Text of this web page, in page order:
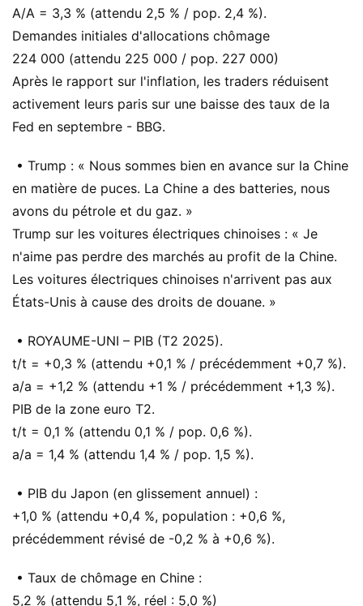
A/A = 3,3 % (attendu 2,5 % / pop. 2,4 %).
Demandes initiales d'allocations chômage
224 000 (attendu 225 000 / pop. 227 000)
Après le rapport sur l'inflation, les traders réduisent
activement leurs paris sur une baisse des taux de la
Fed en septembre - BBG.
• Trump : « Nous sommes bien en avance sur la Chine
en matière de puces. La Chine a des batteries, nous
avons du pétrole et du gaz. »
Trump sur les voitures électriques chinoises : « Je
n'aime pas perdre des marchés au profit de la Chine.
Les voitures électriques chinoises n'arrivent pas aux
États-Unis à cause des droits de douane. »
• ROYAUME-UNI – PIB (T2 2025).
t/t = +0,3 % (attendu +0,1 % / précédemment +0,7 %).
a/a = +1,2 % (attendu +1 % / précédemment +1,3 %).
PIB de la zone euro T2.
t/t = 0,1 % (attendu 0,1 % / pop. 0,6 %).
a/a = 1,4 % (attendu 1,4 % / pop. 1,5 %).
• PIB du Japon (en glissement annuel) :
+1,0 % (attendu +0,4 %, population : +0,6 %,
précédemment révisé de -0,2 % à +0,6 %).
• Taux de chômage en Chine :
5,2 % (attendu 5,1 %, réel : 5,0 %)